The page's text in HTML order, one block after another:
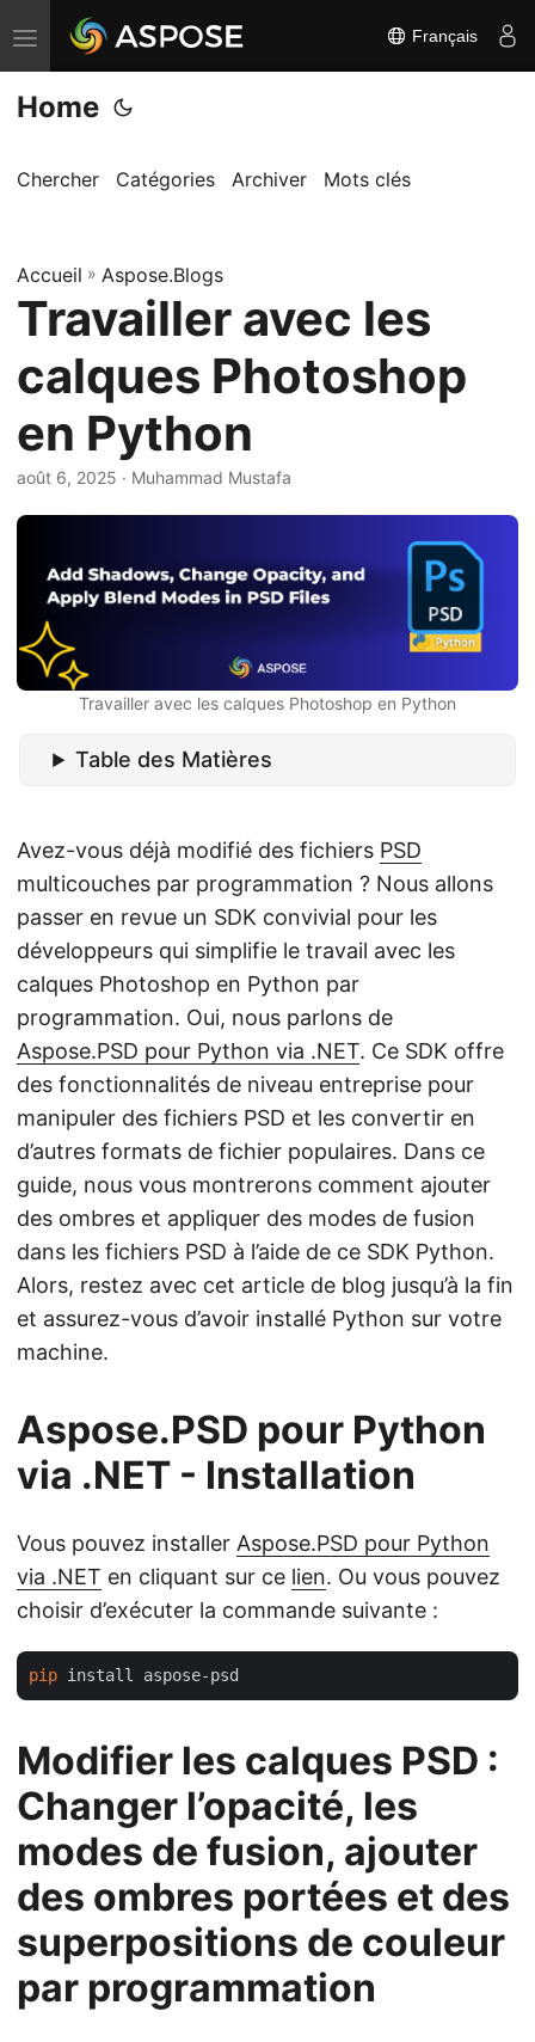
B
a
s
u
r
l
a
n
v
i
g
o
Français
Home
Chercher Catégories Archiver Mots clés
Accueil » Aspose.Blogs
Travailler avec les
calques Photoshop
en Python
août 6, 2025 · Muhammad Mustafa
Travailler avec les calques Photoshop en Python
Table des Matières
Avez-vous déjà modifié des fichiers PSD
multicouches par programmation ? Nous allons
passer en revue un SDK convivial pour les
développeurs qui simplifie le travail avec les
calques Photoshop en Python par
programmation. Oui, nous parlons de
Aspose.PSD pour Python via .NET. Ce SDK offre
des fonctionnalités de niveau entreprise pour
manipuler des fichiers PSD et les convertir en
d’autres formats de fichier populaires. Dans ce
guide, nous vous montrerons comment ajouter
des ombres et appliquer des modes de fusion
dans les fichiers PSD à l’aide de ce SDK Python.
Alors, restez avec cet article de blog jusqu’à la fin
et assurez-vous d’avoir installé Python sur votre
machine.
Aspose.PSD pour Python
via .NET - Installation
Vous pouvez installer Aspose.PSD pour Python
via .NET en cliquant sur ce lien. Ou vous pouvez
choisir d’exécuter la commande suivante :
pip
Modifier les calques PSD :
Changer l’opacité, les
modes de fusion, ajouter
des ombres portées et des
superpositions de couleur
par programmation